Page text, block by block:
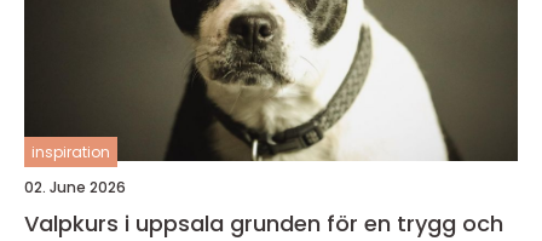
inspiration
02. June 2026
Valpkurs i uppsala grunden för en trygg och